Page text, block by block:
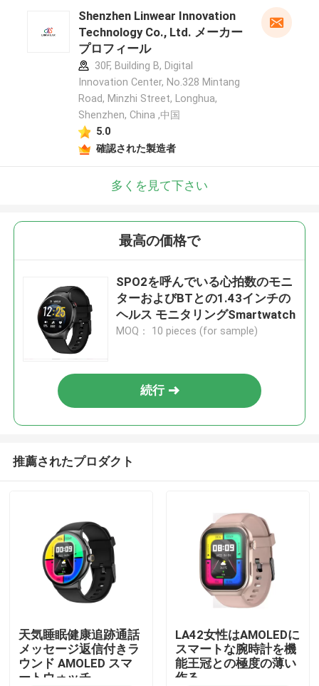
製品
Shenzhen Linwear Innovation
Technology Co., Ltd. メーカー
プロフィール
30F, Building B, Digital
Innovation Center, No.328 Mintang
Road, Minzhi Street, Longhua,
Shenzhen, China ,中国
5.0
確認された製造者
多くを見て下さい
最高の価格で
SPO2を呼んでいる心拍数のモニ
ターおよびBTとの1.43インチの
ヘルス モニタリングSmartwatch
MOQ： 10 pieces (for sample)
続行
推薦されたプロダクト
天気睡眠健康追跡通話
メッセージ返信付きラ
ウンド AMOLED スマ
ートウォッチ
LA42女性はAMOLEDに
スマートな腕時計を機
能王冠との極度の薄い
作る